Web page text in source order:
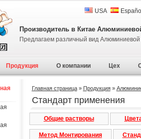
USA
Производитель в Китае
Предлагаем различный вид
Продукция О компании Цех
Главная страница» Продукция»
Стандарт применения
Общие растворы
Метод Монтирования